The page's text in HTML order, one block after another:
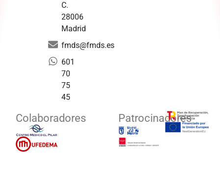
C.
28006
Madrid
fmds@fmds.es
601
70
75
45
Colaboradores Patrocinadores